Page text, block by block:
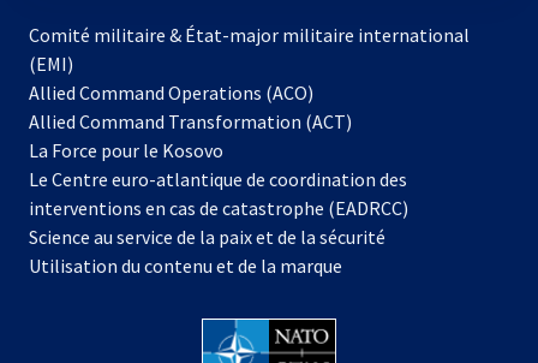
Comité militaire & État-major militaire international
(EMI)
Allied Command Operations (ACO)
dans
nouvel
onglet
Allied Command Transformation (ACT)
La Force pour le Kosovo
dans
un
nouvel
onglet
Le Centre euro-atlantique de coordination des
interventions en cas de catastrophe (EADRCC)
Science au service de la paix et de la sécurité
Utilisation du contenu et de la marque